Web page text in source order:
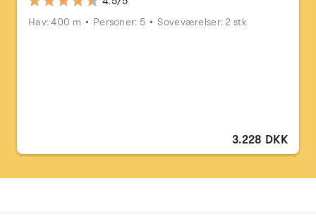
Hav: 400 m
Personer: 5 Soveværelser: 2 stk
3.228 DKK